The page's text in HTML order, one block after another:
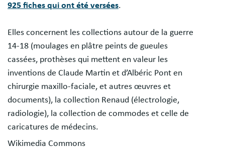
925 fiches qui ont été versées.
Elles concernent les collections autour de la guerre
14-18 (moulages en plâtre peints de gueules
cassées, prothèses qui mettent en valeur les
inventions de Claude Martin et d’Albéric Pont en
chirurgie maxillo-faciale, et autres œuvres et
documents), la collection Renaud (électrologie,
radiologie), la collection de commodes et celle de
caricatures de médecins.
Wikimedia Commons